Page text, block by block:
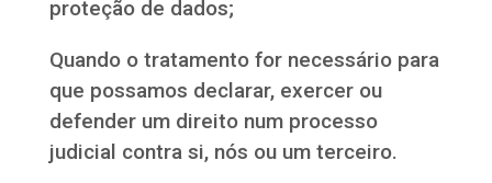
proteção de dados;
Quando o tratamento for necessário para
que possamos declarar, exercer ou
defender um direito num processo
judicial contra si, nós ou um terceiro.